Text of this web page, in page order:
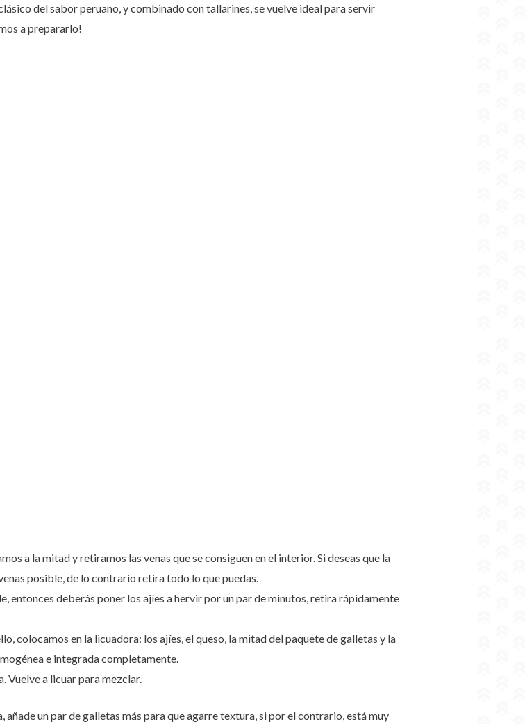
del sabor peruano, y combinado con tallarines, se vuelve ideal para servir
a prepararlo!
a la mitad y retiramos las venas que se consiguen en el interior. Si deseas que la
posible, de lo contrario retira todo lo que puedas.
entonces deberás poner los ajíes a hervir por un par de minutos, retira rápidamente
colocamos en la licuadora: los ajíes, el queso, la mitad del paquete de galletas y la
e integrada completamente.
Vuelve a licuar para mezclar.
añade un par de galletas más para que agarre textura, si por el contrario, está muy